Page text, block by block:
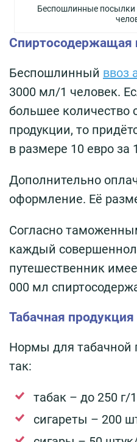
Беспошлинные посылки
Спиртосодержащая
Беспошлинный ввоз
3000 мл/1 человек.
большее количество
продукции, то
в размере 10 евро за
Дополнительно
оформление. Её
Согласно
каждый
путешественник
000 мл
Табачная продукция
Нормы для табачной
так:
табак – до 250 г/
сигареты – 200